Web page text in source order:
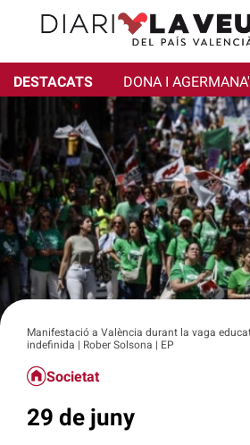
DESTACATS DONA I
Manifestació a València durant la vaga
indefinida | Rober Solsona | EP
Societat
29 de juny